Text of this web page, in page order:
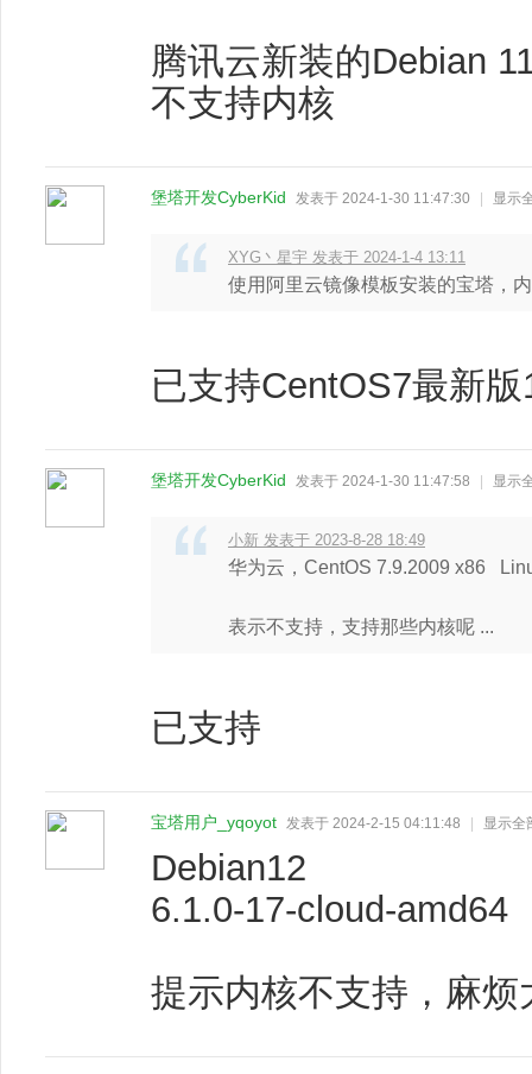
腾讯云新装的Debian
不支持内核
堡塔开发CyberKid 发表于 2024-1-30 11:47:30 显示
XYG丶星宇 发表于 2024-1-4 13:11
使用阿里云镜像模板安装的宝塔，
已支持CentOS7最新
堡塔开发CyberKid 发表于 2024-1-30 11:47:58 显示
小新 发表于 2023-8-28 18:49
华为云，CentOS 7.9.2009 x86
表示不支持，支持那些内核呢 ...
已支持
宝塔用户_yqoyot 发表于 2024-2-15 04:11:48 显示全
Debian12
6.1.0-17-cloud-amd64
提示内核不支持，麻